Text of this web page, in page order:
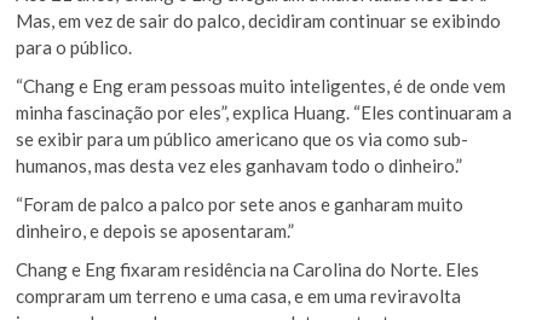
Mas, em vez de sair do palco, decidiram continuar se exibindo
para o público.
“Chang e Eng eram pessoas muito inteligentes, é de onde vem
minha fascinação por eles”, explica Huang. “Eles continuaram a
se exibir para um público americano que os via como sub-
humanos, mas desta vez eles ganhavam todo o dinheiro.”
“Foram de palco a palco por sete anos e ganharam muito
dinheiro, e depois se aposentaram.”
Chang e Eng fixaram residência na Carolina do Norte. Eles
compraram um terreno e uma casa, e em uma reviravolta